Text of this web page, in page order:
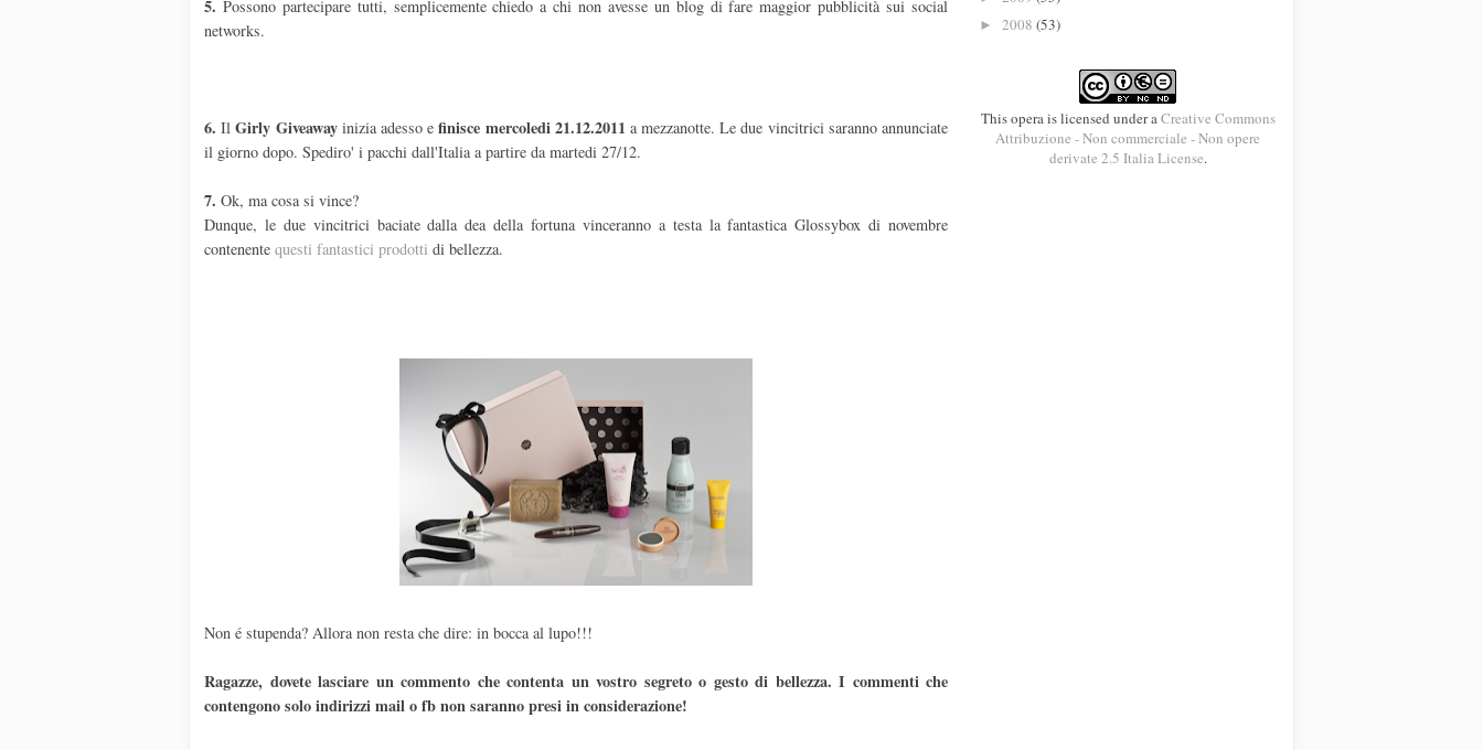
5. Possono partecipare tutti, semplicemente chiedo a chi non avesse un blog di fare maggior pubblicità sui social
networks.
6. IlGirly Giveawayinizia adesso efinisce mercoledi 21.12.2011 a mezzanotte. Le due vincitrici saranno annunciate
il giorno dopo. Spediro' i pacchi dall'Italia a partire da martedi 27/12.
7. Ok, ma cosa si vince?
Dunque, le due vincitrici baciate dalla dea della fortuna vinceranno a testa la fantastica Glossybox di novembre
contenente questi fantastici prodotti di bellezza.
Non é stupenda? Allora non resta che dire: in bocca al lupo!!!
Ragazze, dovete lasciare un commento che contenta un vostro segreto o gesto di bellezza. I commenti che
contengono solo indirizzi mail o fb non saranno presi in considerazione!
► 2008 (53)
This opera is licensed under aCreative Commons
Attribuzione - Non commerciale - Non opere
derivate 2.5 Italia License.